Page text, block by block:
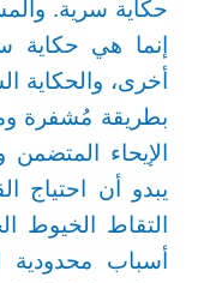
حكاية سرية.
إنما هي
أخرى،
بطريقة مُشفرة
الإيحاء المتضمن
يبدو أن احتياج
التقاط الخيوط
أسباب محدودية